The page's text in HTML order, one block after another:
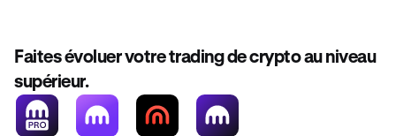
Faites évoluer votre trading de crypto au niveau
supérieur.